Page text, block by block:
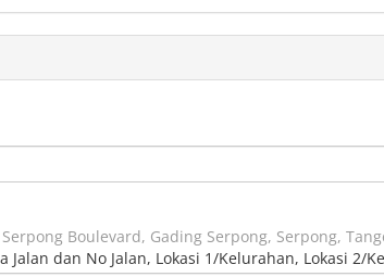
Boulevard, Gading Serpong, Serpong,
dan No Jalan, Lokasi 1/Kelurahan, Lokasi 2/